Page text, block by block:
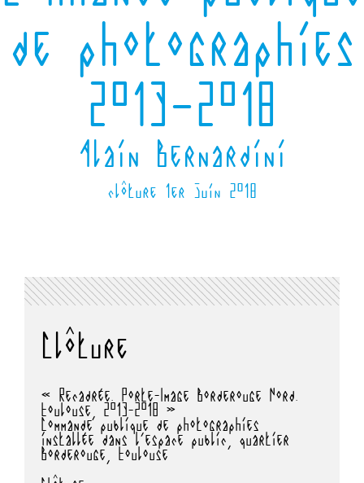
de photographies
2013–2018
Alain Bernardini
clôture 1er juin 2018
Clôture
« Recadrée. Porte-Image Borderouge Nord.
Toulouse, 2013-2018 »
Commande publique de photographies
installée dans l'espace public, quartier
Borderouge, Toulouse